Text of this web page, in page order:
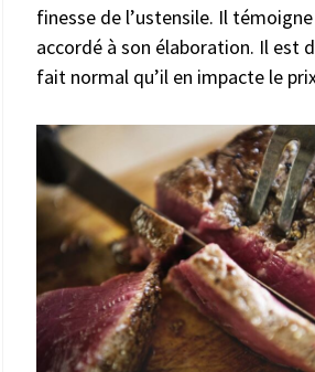
finesse de l’ustensile. Il
accordé à son élaboration. Il est
fait normal qu’il en impacte le